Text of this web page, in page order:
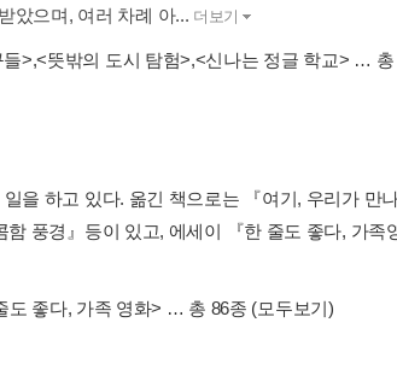
았으며, 여러 차례 아... 더보기
>,<뜻밖의 도시 탐험>,<신나는 정글 학교> … 총
을 하고 있다. 옮긴 책으로는 『여기, 우리가 만
풍경』등이 있고, 에세이 『한 줄도 좋다, 가족
도 좋다, 가족 영화> … 총 86종 (모두보기)